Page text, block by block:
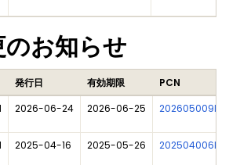
お知らせ
発行日 有効期限 PCN
2026-06-24 2026-06-25 202605009I
2025-04-16 2025-05-26 202504006I